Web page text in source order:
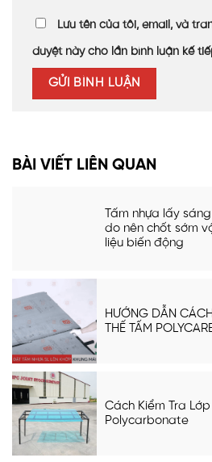
Lưu tên của tôi, email, và
duyệt này cho lần bình luận kế
BÀI VIẾT LIÊN QUAN
Tấm nhựa lấy
do nên chốt sớm
liệu biến động
HƯỚNG DẪN
THẾ TẤM
Cách Kiểm Tra Lớp
Polycarbonate